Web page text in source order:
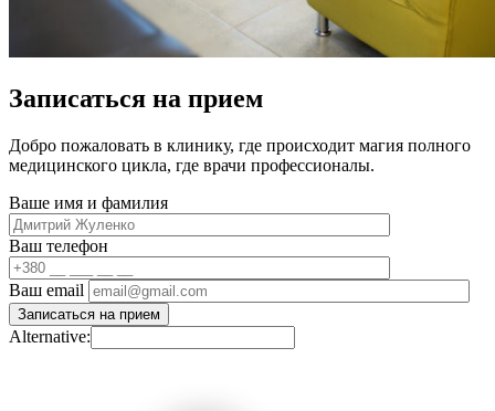
Записаться на прием
Добро пожаловать в клинику, где происходит магия полного
медицинского цикла, где врачи профессионалы.
Ваше имя и фамилия
Ваш телефон
Ваш email
Alternative: